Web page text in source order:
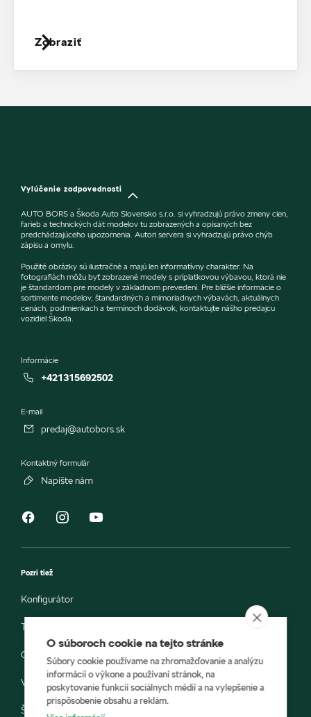
Zobraziť
Vylúčenie zodpovednosti
AUTO BORS a Škoda Auto Slovensko s.r.o. si vyhradzujú právo zmeny cien,
farieb a technických dát modelov tu zobrazených a opísaných bez
predchádzajúceho upozornenia. Autori servera si vyhradzujú právo chýb
zápisu a omylu.
Použité obrázky sú ilustračné a majú len informatívny charakter. Na
fotografiách môžu byť zobrazené modely s príplatkovou výbavou, ktorá nie
je štandardom pre modely v základnom prevedení. Pre bližšie informácie o
sortimente modelov, štandardných a mimoriadnych výbavách, aktuálnych
cenách, podmienkach a termínoch dodávok, kontaktujte nášho predajcu
vozidiel Škoda.
Informácie
+421315692502
E-mail
predaj@autobors.sk
Kontaktný formulár
Napíšte nám
Pozri tiež
Konfigurátor
Testovacia jazda
Objednávka do servisu
Vozidlá ihneď k odberu
Škoda E-shop
O súboroch cookie na tejto stránke
Súbory cookie používame na zhromažďovanie a analýzu
informácií o výkone a používaní stránok, na
poskytovanie funkcií sociálnych médií a na vylepšenie a
prispôsobenie obsahu a reklám.